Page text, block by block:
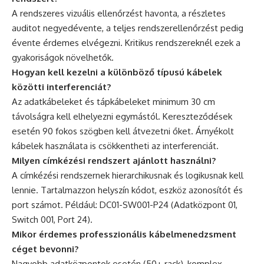
A rendszeres vizuális ellenőrzést havonta, a részletes
auditot negyedévente, a teljes rendszerellenőrzést pedig
évente érdemes elvégezni. Kritikus rendszereknél ezek a
gyakoriságok növelhetők.
Hogyan kell kezelni a különböző típusú kábelek
közötti interferenciát?
Az adatkábeleket és tápkábeleket minimum 30 cm
távolságra kell elhelyezni egymástól. Kereszteződések
esetén 90 fokos szögben kell átvezetni őket. Árnyékolt
kábelek használata is csökkentheti az interferenciát.
Milyen címkézési rendszert ajánlott használni?
A címkézési rendszernek hierarchikusnak és logikusnak kell
lennie. Tartalmazzon helyszín kódot, eszköz azonosítót és
port számot. Például: DC01-SW001-P24 (Adatközpont 01,
Switch 001, Port 24).
Mikor érdemes professzionális kábelmenedzsment
céget bevonni?